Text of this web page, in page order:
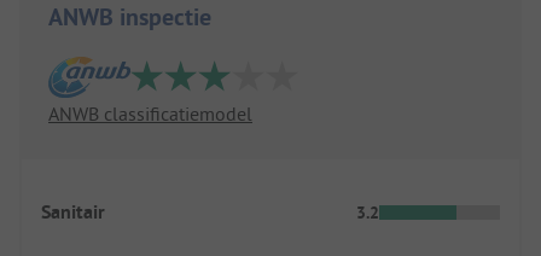
ANWB inspectie
ANWB classificatiemodel
Sanitair 3.2